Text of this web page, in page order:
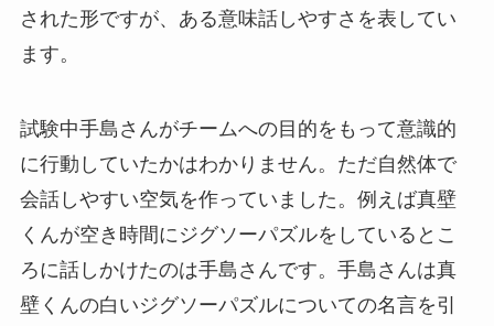
された形ですが、ある意味話しやすさを表してい
ます。
試験中手島さんがチームへの目的をもって意識的
に行動していたかはわかりません。ただ自然体で
会話しやすい空気を作っていました。例えば真壁
くんが空き時間にジグソーパズルをしているとこ
ろに話しかけたのは手島さんです。手島さんは真
壁くんの白いジグソーパズルについての名言を引